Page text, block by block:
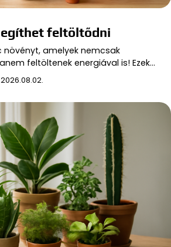
feltöltődni
növényt, amelyek nemcsak
feltöltenek energiával is! Ezek…
2026.08.02.